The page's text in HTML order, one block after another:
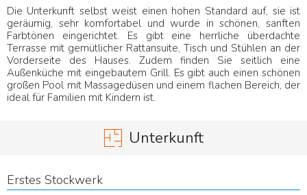
Die Unterkunft selbst weist einen hohen Standard auf, sie ist
geräumig, sehr komfortabel und wurde in schönen, sanften
Farbtönen eingerichtet. Es gibt eine herrliche überdachte
Terrasse mit gemütlicher Rattansuite, Tisch und Stühlen an der
Vorderseite des Hauses. Zudem finden Sie seitlich eine
Außenküche mit eingebautem Grill. Es gibt auch einen schönen
großen Pool mit Massagedüsen und einem flachen Bereich, der
ideal für Familien mit Kindern ist.
Unterkunft
Erstes Stockwerk